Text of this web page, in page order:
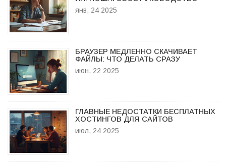
янв, 24 2025
БРАУЗЕР МЕДЛЕННО СКАЧИВАЕТ
ФАЙЛЫ: ЧТО ДЕЛАТЬ СРАЗУ
июн, 22 2025
ГЛАВНЫЕ НЕДОСТАТКИ БЕСПЛАТНЫХ
ХОСТИНГОВ ДЛЯ САЙТОВ
июл, 24 2025